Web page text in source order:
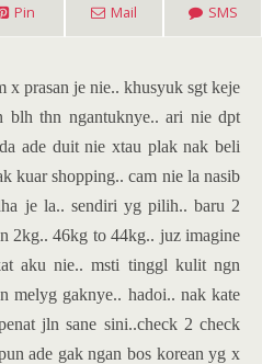
Pin Mail SMS
x prasan je nie.. khusyuk sgt keje
blh thn ngantuknye.. ari nie dpt
ade duit nie xtau plak nak beli
kuar shopping.. cam nie la nasib
je la.. sendiri yg pilih.. baru 2
2kg.. 46kg to 44kg.. juz imagine
aku nie.. msti tinggl kulit ngn
melyg gaknye.. hadoi.. nak kate
jln sane sini..check 2 check
ade gak ngan bos korean yg x